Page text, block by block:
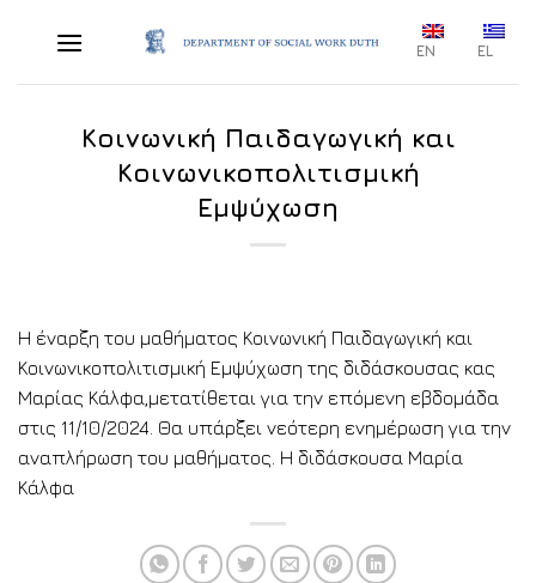
EN EL
Κοινωνική Παιδαγωγική και
Κοινωνικοπολιτισμική
Εμψύχωση
Η έναρξη του μαθήματος Κοινωνική Παιδαγωγική και
Κοινωνικοπολιτισμική Εμψύχωση της διδάσκουσας κας
Μαρίας Κάλφα,μετατίθεται για την επόμενη εβδομάδα
στις 11/10/2024. Θα υπάρξει νεότερη ενημέρωση για την
αναπλήρωση του μαθήματος. Η διδάσκουσα Μαρία
Κάλφα